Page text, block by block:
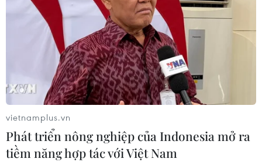
3,85% số phiếu bầu./.
vietnamplus.vn
Phát triển nông nghiệp của Indonesia mở ra
tiềm năng hợp tác với Việt Nam